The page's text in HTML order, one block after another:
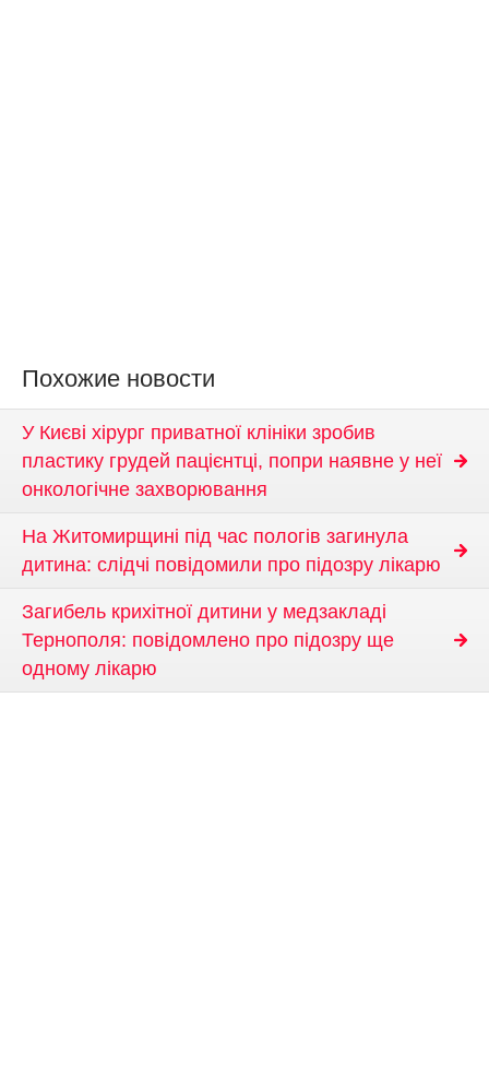
Похожие новости
У Києві хірург приватної клініки зробив
пластику грудей пацієнтці, попри наявне у неї
онкологічне захворювання
На Житомирщині під час пологів загинула
дитина: слідчі повідомили про підозру лікарю
Загибель крихітної дитини у медзакладі
Тернополя: повідомлено про підозру ще
одному лікарю